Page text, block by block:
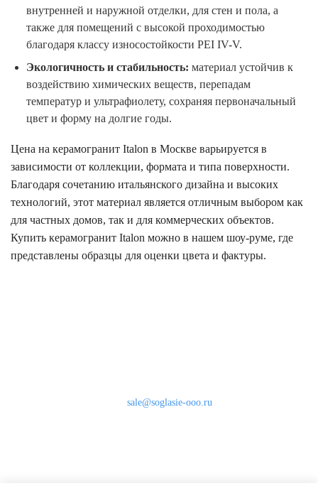
внутренней и наружной отделки, для стен и пола, а
также для помещений с высокой проходимостью
благодаря классу износостойкости PEI IV-V.
Экологичность и стабильность: материал устойчив к
воздействию химических веществ, перепадам
температур и ультрафиолету, сохраняя первоначальный
цвет и форму на долгие годы.
Цена на керамогранит Italon в Москве варьируется в
зависимости от коллекции, формата и типа поверхности.
Благодаря сочетанию итальянского дизайна и высоких
технологий, этот материал является отличным выбором как
для частных домов, так и для коммерческих объектов.
Купить керамогранит Italon можно в нашем шоу-руме, где
представлены образцы для оценки цвета и фактуры.
sale@soglasie-ooo.ru